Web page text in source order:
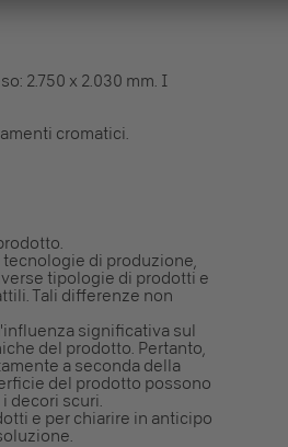
2.750 x 2.030 mm. I
cromatici.
di produzione,
tipologie di prodotti e
Tali differenze non
significativa sul
del prodotto. Pertanto,
a seconda della
del prodotto possono
decori scuri.
e per chiarire in anticipo